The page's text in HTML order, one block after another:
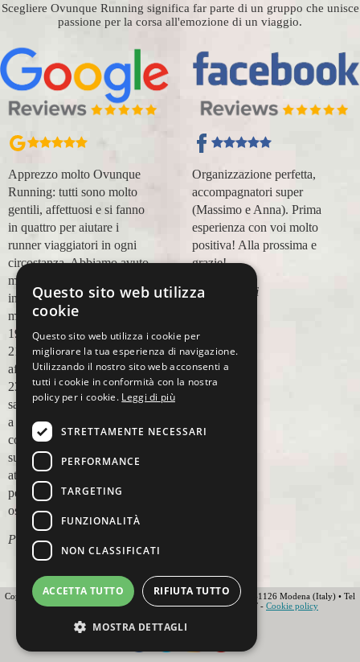
Scegliere Ovunque Running significa far parte di un gruppo che unisce
passione per la corsa all'emozione di un viaggio.
Organizzazione perfetta,
accompagnatori super
(Massimo e Anna). Prima
esperienza con voi molto
positiva! Alla prossima e
grazie!
Lara Buranti
Ho partecipato la scorsa
domenica alla Maratona di
Londra, ottima
organizzazione e assistenza,
sia prima che durante il
viaggio.
Marco Canigi
Copyright 2012 Ovunque Running s.r.l • Strada delle Fornaci 20 • 41126 Modena (Italy) • Tel
+39 059 219566 • T.O.U.R.S MEMBER • IATA • FIAVET - Cookie policy
Questo sito web utilizza
cookie
Questo sito web utilizza i cookie per
migliorare la tua esperienza di navigazione.
Utilizzando il nostro sito web acconsenti a
tutti i cookie in conformità con la nostra
policy per i cookie. Leggi di più
STRETTAMENTE NECESSARI
PERFORMANCE
TARGETING
FUNZIONALITÀ
NON CLASSIFICATI
ACCETTA TUTTO RIFIUTA TUTTO
MOSTRA DETTAGLI